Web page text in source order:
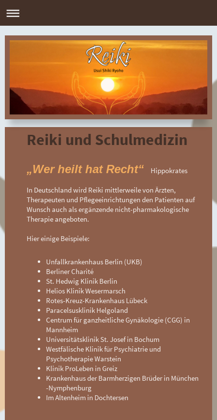
Reiki und Schulmedizin
„Wer heilt hat Recht“ Hippokrates
In Deutschland wird Reiki mittlerweile von Ärzten,
Therapeuten und Pflegeeinrichtungen den Patienten auf
Wunsch auch als ergänzende nicht-pharmakologische
Therapie angeboten.
Hier einige Beispiele:
Unfallkrankenhaus Berlin (UKB)
Berliner Charité
St. Hedwig Klinik Berlin
Helios Klinik Wesermarsch
Rotes-Kreuz-Krankenhaus Lübeck
Paracelsusklinik Helgoland
Centrum für ganzheitliche Gynäkologie (CGG) in
Mannheim
Universitätsklinik St. Josef in Bochum
Westfälische Klinik für Psychiatrie und
Psychotherapie Warstein
Klinik ProLeben in Greiz
Krankenhaus der Barmherzigen Brüder in München
-Nymphenburg
Im Altenheim in Dochtersen